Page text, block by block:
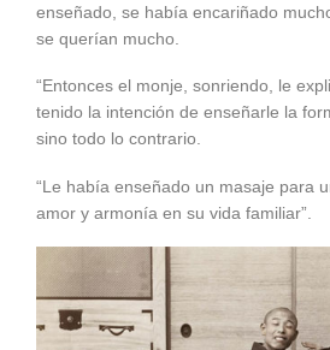
enseñado, se había encariñado
se querían mucho.
“Entonces el monje, sonriendo, le
tenido la intención de enseñarle la
sino todo lo contrario.
“Le había enseñado un masaje para
amor y armonía en su vida familiar”.